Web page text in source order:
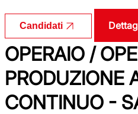
Candidati
OPERAIO /
PRODUZIONE
CONTINUO -